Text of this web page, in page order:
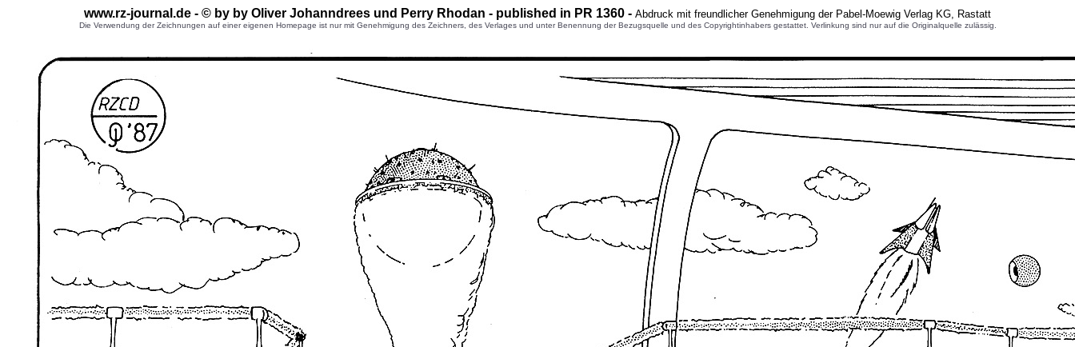
www.rz-journal.de - © by by Oliver Johanndrees und Perry Rhodan - published in PR 1360 - Abdruck mit freundlicher Genehmigung der Pabel-Moewig Verlag KG, Rastatt
Die Verwendung der Zeichnungen auf einer eigenen Homepage ist nur mit Genehmigung des Zeichners, des Verlages und unter Benennung der Bezugsquelle und des Copyrightinhabers gestattet. Verlinkung sind nur auf die Originalquelle zulässig.